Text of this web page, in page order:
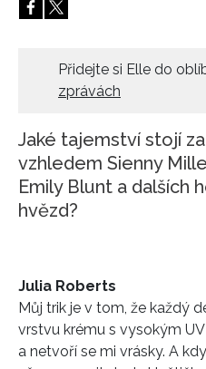
Přidejte si Elle do
zprávách
Jaké tajemství stojí
vzhledem Sienny
Emily Blunt a dalších
hvězd?
Julia Roberts
Můj trik je v tom, že každý
vrstvu krému s vysokým
a netvoří se mi vrásky. A